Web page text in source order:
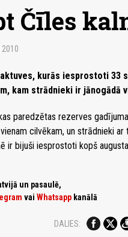
Čīles
2010
kurās iesprostoti
kam strādnieki ir jānogādā
paredzētas rezerves
cilvēkam, un strādnieki
ir bijuši iesprostoti kopš
un pasaulē,
vai Whatsapp kanālā
DALIES: